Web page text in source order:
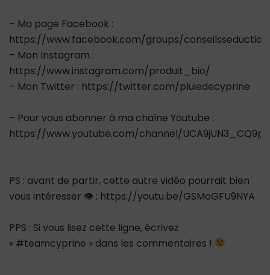
– Ma page Facebook :
https://www.facebook.com/groups/
– Mon Instagram :
https://www.instagram.com/produit_bio/
– Mon Twitter : https://twitter.com/pluiedecyprine
– Pour vous abonner à ma chaîne Youtube :
https://www.youtube.com/channel/
PS : avant de partir, cette autre vidéo pourrait bien
vous intéresser 👁 : https://youtu.be/GSMoGFU9NYA
PPS : Si vous lisez cette ligne, écrivez
« #teamcyprine » dans les commentaires !